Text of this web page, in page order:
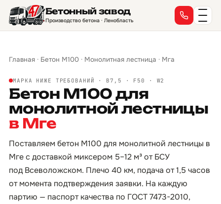
Бетонный завод
Производство бетона · Ленобласть
Главная · Бетон М100 · Монолитная лестница · Мга
МАРКА НИЖЕ ТРЕБОВАНИЙ · B7,5 · F50 · W2
Бетон М100 для
монолитной лестницы
в Мге
Поставляем бетон М100 для монолитной лестницы в
Мге с доставкой миксером 5–12 м³ от БСУ
под Всеволожском. Плечо 40 км, подача от 1,5 часов
от момента подтверждения заявки. На каждую
партию — паспорт качества по ГОСТ 7473-2010,